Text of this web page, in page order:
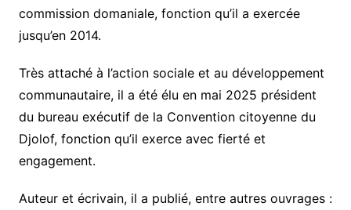
commission domaniale, fonction qu’il a exercée
jusqu’en 2014.
Très attaché à l’action sociale et au développement
communautaire, il a été élu en mai 2025 président
du bureau exécutif de la Convention citoyenne du
Djolof, fonction qu’il exerce avec fierté et
engagement.
Auteur et écrivain, il a publié, entre autres ouvrages :